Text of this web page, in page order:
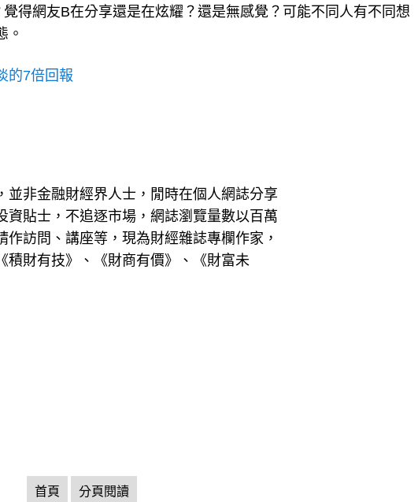
得網友B在分享還是在炫耀？還是無感覺？可能不同人有不同想
。
的7倍回報
非金融財經界人士，閒時在個人網誌分享
貼士，不追逐市場，網誌瀏覽量數以百萬
訪問、講座等，現為財經雜誌專欄作家，
積財有技》、《財商有價》、《財富未
首頁 分頁閱讀